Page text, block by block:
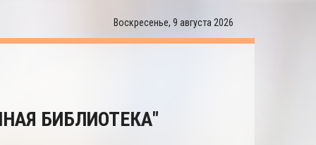
Воскресенье, 9 августа 2026
БИБЛИОТЕКА"